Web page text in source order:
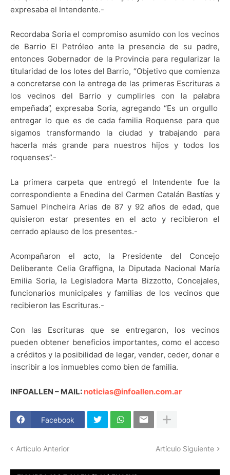
expresaba el Intendente.-
Recordaba Soria el compromiso asumido con los vecinos
de Barrio El Petróleo ante la presencia de su padre,
entonces Gobernador de la Provincia para regularizar la
titularidad de los lotes del Barrio, “Objetivo que comienza
a concretarse con la entrega de las primeras Escrituras a
los vecinos del Barrio y cumplirles con la palabra
empeñada”, expresaba Soria, agregando “Es un orgullo
entregar lo que es de cada familia Roquense para que
sigamos transformando la ciudad y trabajando para
hacerla más grande para nuestros hijos y todos los
roquenses”.-
La primera carpeta que entregó el Intendente fue la
correspondiente a Enedina del Carmen Catalán Bastías y
Samuel Pincheira Arias de 87 y 92 años de edad, que
quisieron estar presentes en el acto y recibieron el
cerrado aplauso de los presentes.-
Acompañaron el acto, la Presidente del Concejo
Deliberante Celia Graffigna, la Diputada Nacional María
Emilia Soria, la Legisladora Marta Bizzotto, Concejales,
funcionarios municipales y familias de los vecinos que
recibieron las Escrituras.-
Con las Escrituras que se entregaron, los vecinos
pueden obtener beneficios importantes, como el acceso
a créditos y la posibilidad de legar, vender, ceder, donar e
inscribir a los inmuebles como bien de familia.
INFOALLEN – MAIL: noticias@infoallen.com.ar
Facebook
Artículo Anterior Artículo Siguiente